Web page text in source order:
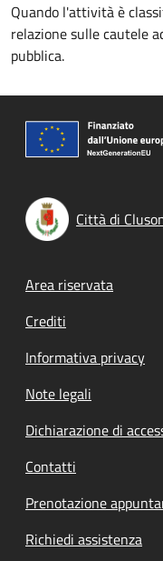
Quando l'attività è
relazione sulle cautele
pubblica.
Città di
Footer menu
Area riservata
Crediti
Informativa privacy
Note legali
Dichiarazione di
Contatti
Prenotazione
Richiedi assistenza